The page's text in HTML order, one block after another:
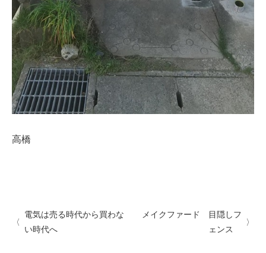
高橋
電気は売る時代から買わな
い時代へ
メイクファード 目隠しフ
ェンス